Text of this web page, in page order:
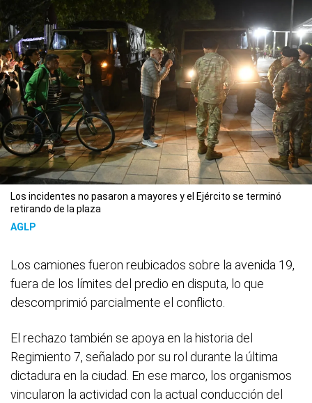
Los incidentes no pasaron a mayores y el Ejército se terminó
retirando de la plaza
AGLP
Los camiones fueron reubicados sobre la avenida 19,
fuera de los límites del predio en disputa, lo que
descomprimió parcialmente el conflicto.
El rechazo también se apoya en la historia del
Regimiento 7, señalado por su rol durante la última
dictadura en la ciudad. En ese marco, los organismos
vincularon la actividad con la actual conducción del